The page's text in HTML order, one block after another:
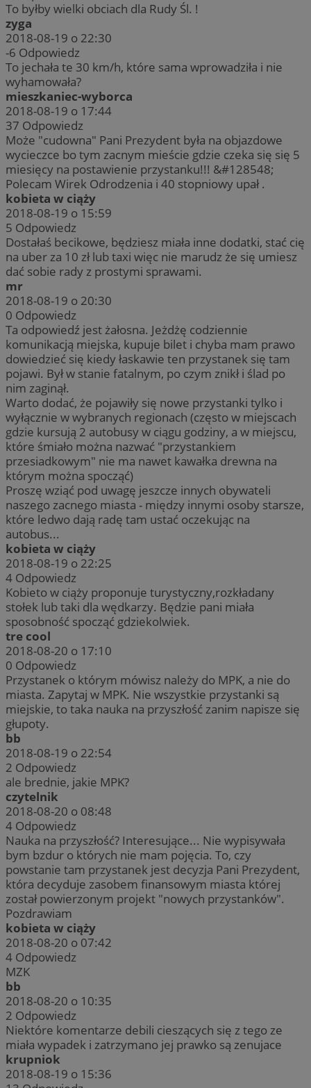
To byłby wielki obciach dla Rudy Śl. !
zyga
2018-08-19 o 22:30
-6 Odpowiedz
To jechała te 30 km/h, które sama wprowadziła i nie
wyhamowała?
mieszkaniec-wyborca
2018-08-19 o 17:44
37 Odpowiedz
Może "cudowna" Pani Prezydent była na objazdowe
wycieczce bo tym zacnym mieście gdzie czeka się się 5
miesięcy na postawienie przystanku!!! &#128548;
Polecam Wirek Odrodzenia i 40 stopniowy upał .
kobieta w ciąży
2018-08-19 o 15:59
5 Odpowiedz
Dostałaś becikowe, będziesz miała inne dodatki, stać cię
na uber za 10 zł lub taxi więc nie marudz że się umiesz
dać sobie rady z prostymi sprawami.
mr
2018-08-19 o 20:30
0 Odpowiedz
Ta odpowiedź jest żałosna. Jeżdżę codziennie
komunikacją miejska, kupuje bilet i chyba mam prawo
dowiedzieć się kiedy łaskawie ten przystanek się tam
pojawi. Był w stanie fatalnym, po czym znikł i ślad po
nim zaginął.
Warto dodać, że pojawiły się nowe przystanki tylko i
wyłącznie w wybranych regionach (często w miejscach
gdzie kursują 2 autobusy w ciągu godziny, a w miejscu,
które śmiało można nazwać "przystankiem
przesiadkowym" nie ma nawet kawałka drewna na
którym można spocząć)
Proszę wziąć pod uwagę jeszcze innych obywateli
naszego zacnego miasta - między innymi osoby starsze,
które ledwo dają radę tam ustać oczekując na
autobus...
kobieta w ciąży
2018-08-19 o 22:25
4 Odpowiedz
Kobieto w ciąży proponuje turystyczny,rozkładany
stołek lub taki dla wędkarzy. Będzie pani miała
sposobność spocząć gdziekolwiek.
tre cool
2018-08-20 o 17:10
0 Odpowiedz
Przystanek o którym mówisz należy do MPK, a nie do
miasta. Zapytaj w MPK. Nie wszystkie przystanki są
miejskie, to taka nauka na przyszłość zanim napisze się
głupoty.
bb
2018-08-19 o 22:54
2 Odpowiedz
ale brednie, jakie MPK?
czytelnik
2018-08-20 o 08:48
4 Odpowiedz
Nauka na przyszłość? Interesujące... Nie wypisywała
bym bzdur o których nie mam pojęcia. To, czy
powstanie tam przystanek jest decyzja Pani Prezydent,
która decyduje zasobem finansowym miasta której
został powierzonym projekt "nowych przystanków".
Pozdrawiam
kobieta w ciąży
2018-08-20 o 07:42
4 Odpowiedz
MZK
bb
2018-08-20 o 10:35
2 Odpowiedz
Niektóre komentarze debili cieszących się z tego ze
miała wypadek i zatrzymano jej prawko są zenujace
krupniok
2018-08-19 o 15:36